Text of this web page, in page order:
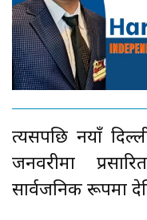
त्यसपछि नयाँ
जनवरीमा
सार्वजनिक रूपमा